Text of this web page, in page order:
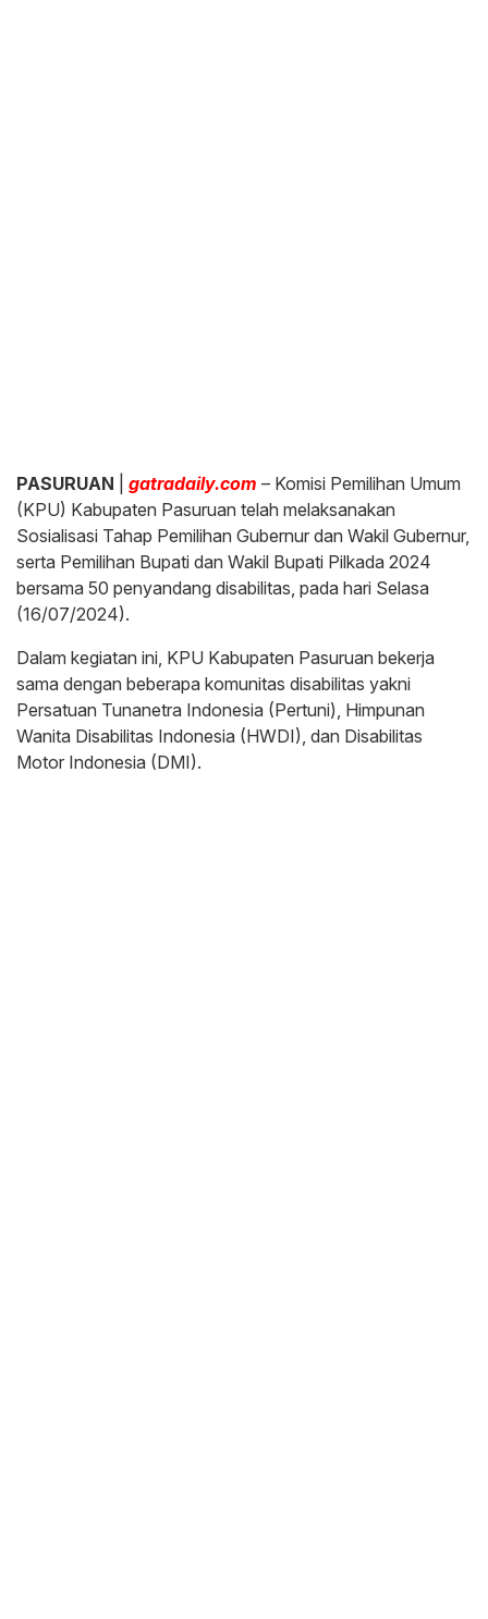
PASURUAN gatradaily.com – Komisi Pemilihan Umum
(KPU) Kabupaten Pasuruan telah melaksanakan
Sosialisasi Tahap Pemilihan Gubernur dan Wakil Gubernur,
serta Pemilihan Bupati dan Wakil Bupati Pilkada 2024
bersama 50 penyandang disabilitas, pada hari Selasa
(16/07/2024).
Dalam kegiatan ini, KPU Kabupaten Pasuruan bekerja
sama dengan beberapa komunitas disabilitas yakni
Persatuan Tunanetra Indonesia (Pertuni), Himpunan
Wanita Disabilitas Indonesia (HWDI), dan Disabilitas
Motor Indonesia (DMI).